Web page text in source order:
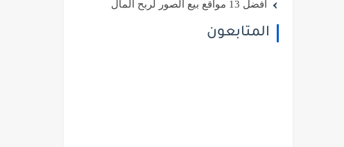
أفضل 13 مواقع بيع الصور لربح المال
المتابعون